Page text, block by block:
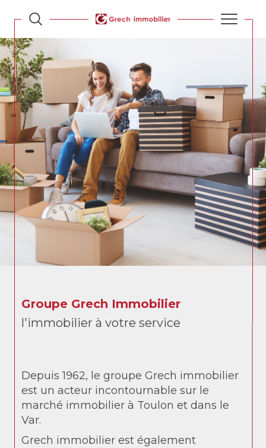
Groupe Grech Immobilier
l'immobilier à votre service
Depuis 1962, le groupe Grech immobilier
est un acteur incontournable sur le
marché immobilier à Toulon et dans le
Var.
Grech immobilier est également